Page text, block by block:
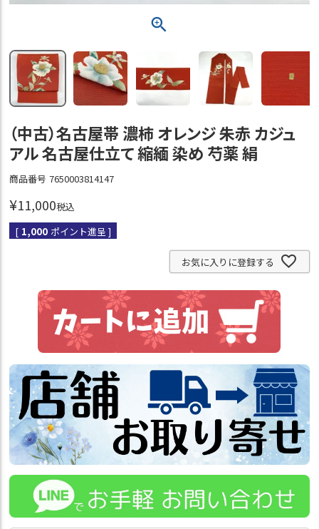
（中古）名古屋帯 濃柿 オレンジ 朱赤 カジュ
アル 名古屋仕立て 縮緬 染め 芍薬 絹
商品番号 7650003814147
¥11,000税込
[ 1,000 ポイント進呈 ]
お気に入りに登録する